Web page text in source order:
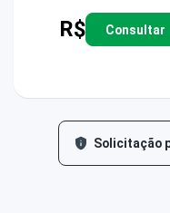
R$ Consultar
Solicitação